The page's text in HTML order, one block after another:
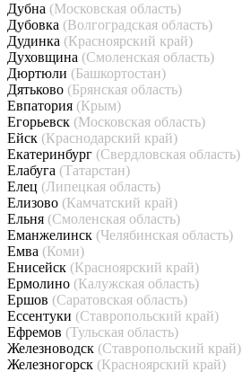
Дубна (Московская область)
Дубовка (Волгоградская область)
Дудинка (Красноярский край)
Духовщина (Смоленская область)
Дюртюли (Башкортостан)
Дятьково (Брянская область)
Евпатория (Крым)
Егорьевск (Московская область)
Ейск (Краснодарский край)
Екатеринбург (Свердловская область)
Елабуга (Татарстан)
Елец (Липецкая область)
Елизово (Камчатский край)
Ельня (Смоленская область)
Еманжелинск (Челябинская область)
Емва (Коми)
Енисейск (Красноярский край)
Ермолино (Калужская область)
Ершов (Саратовская область)
Ессентуки (Ставропольский край)
Ефремов (Тульская область)
Железноводск (Ставропольский край)
Железногорск (Красноярский край)